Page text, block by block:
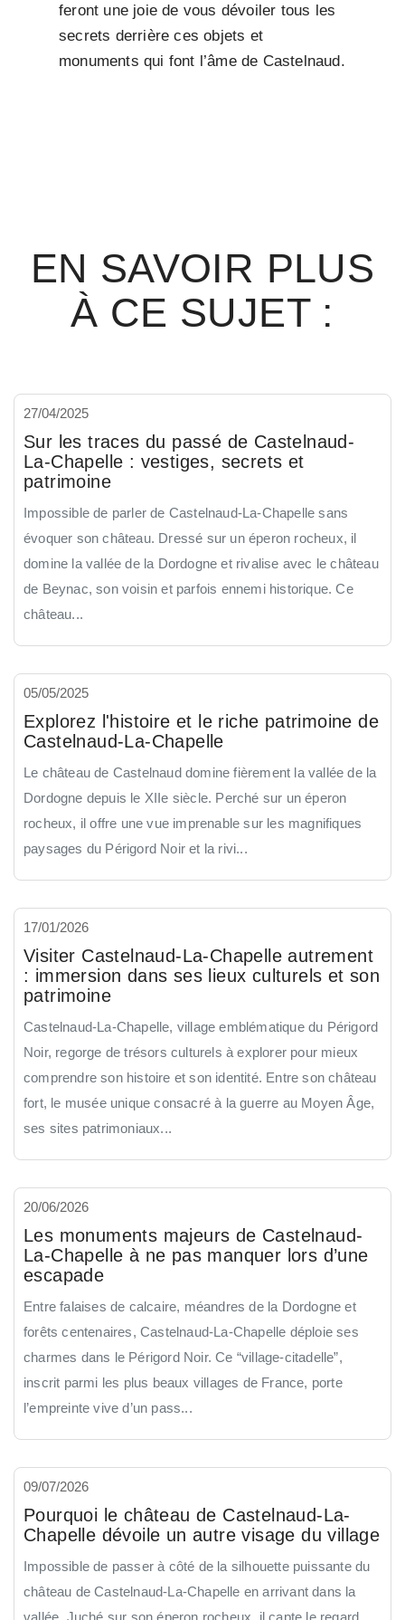
feront une joie de vous dévoiler tous les
secrets derrière ces objets et
monuments qui font l’âme de Castelnaud.
EN SAVOIR PLUS
À CE SUJET :
27/04/2025
Sur les traces du passé de Castelnaud-
La-Chapelle : vestiges, secrets et
patrimoine
Impossible de parler de Castelnaud-La-Chapelle sans
évoquer son château. Dressé sur un éperon rocheux, il
domine la vallée de la Dordogne et rivalise avec le château
de Beynac, son voisin et parfois ennemi historique. Ce
château...
05/05/2025
Explorez l'histoire et le riche patrimoine de
Castelnaud-La-Chapelle
Le château de Castelnaud domine fièrement la vallée de la
Dordogne depuis le XIIe siècle. Perché sur un éperon
rocheux, il offre une vue imprenable sur les magnifiques
paysages du Périgord Noir et la rivi...
17/01/2026
Visiter Castelnaud-La-Chapelle autrement
: immersion dans ses lieux culturels et son
patrimoine
Castelnaud-La-Chapelle, village emblématique du Périgord
Noir, regorge de trésors culturels à explorer pour mieux
comprendre son histoire et son identité. Entre son château
fort, le musée unique consacré à la guerre au Moyen Âge,
ses sites patrimoniaux...
20/06/2026
Les monuments majeurs de Castelnaud-
La-Chapelle à ne pas manquer lors d’une
escapade
Entre falaises de calcaire, méandres de la Dordogne et
forêts centenaires, Castelnaud-La-Chapelle déploie ses
charmes dans le Périgord Noir. Ce “village-citadelle”,
inscrit parmi les plus beaux villages de France, porte
l’empreinte vive d’un pass...
09/07/2026
Pourquoi le château de Castelnaud-La-
Chapelle dévoile un autre visage du village
Impossible de passer à côté de la silhouette puissante du
château de Castelnaud-La-Chapelle en arrivant dans la
vallée. Juché sur son éperon rocheux, il capte le regard,